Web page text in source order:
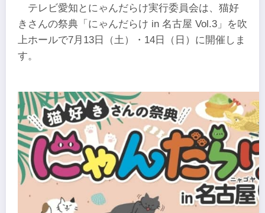
テレビ愛知とにゃんだらけ実行委員会は、猫好
きさんの祭典「にゃんだらけ in 名古屋 Vol.3」を吹
上ホールで7月13日（土）・14日（日）に開催しま
す。